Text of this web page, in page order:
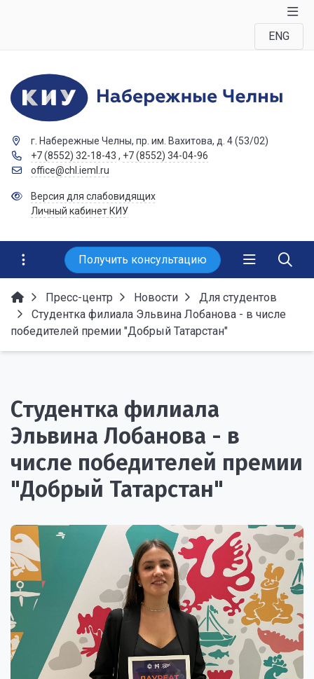
ENG
г. Набережные Челны, пр. им. Вахитова, д. 4 (53/02)
+7 (8552) 32-18-43 , +7 (8552) 34-04-96
office@chl.ieml.ru
Версия для слабовидящих
Личный кабинет КИУ
Получить консультацию
Пресс-центр Новости
Для студентов
Студентка филиала Эльвина Лобанова - в числе
победителей премии "Добрый Татарстан"
Студентка филиала
Эльвина Лобанова - в
числе победителей премии
"Добрый Татарстан"